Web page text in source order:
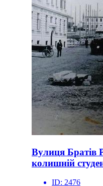
Вулиця Братів
колишній
ID: 2476